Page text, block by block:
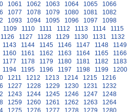
1061 1062 1063 1064 1065
1066
1077 1078 1079 1080 1081
1082
1093 1094 1095 1096 1097
1098
1109 1110 1111 1112 1113 1114
1115
1126 1127 1128 1129 1130 1131
1132
1143 1144 1145 1146 1147 1148
1149
1160 1161 1162 1163 1164 1165
1166
1177 1178 1179 1180 1181 1182
1183
1194 1195 1196 1197 1198 1199
1200
1211 1212 1213 1214 1215
1216
1227 1228 1229 1230 1231
1232
1243 1244 1245 1246 1247
1248
1259 1260 1261 1262 1263
1264
1275 1276 1277 1278 1279 1280